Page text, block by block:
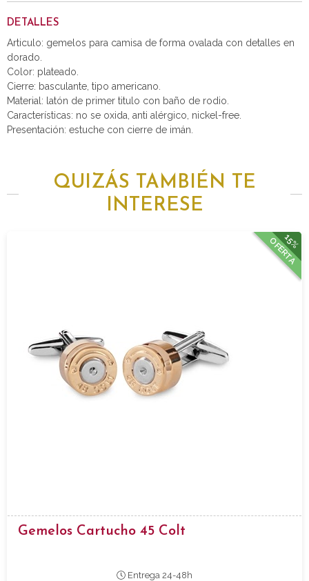
DETALLES
Articulo: gemelos para camisa de forma ovalada con detalles en
dorado.
Color: plateado.
Cierre: basculante, tipo americano.
Material: latón de primer titulo con baño de rodio.
Características: no se oxida, anti alérgico, nickel-free.
Presentación: estuche con cierre de imán.
QUIZÁS TAMBIÉN TE
INTERESE
15%
OFERTA
Gemelos Cartucho 45 Colt
Entrega 24-48h